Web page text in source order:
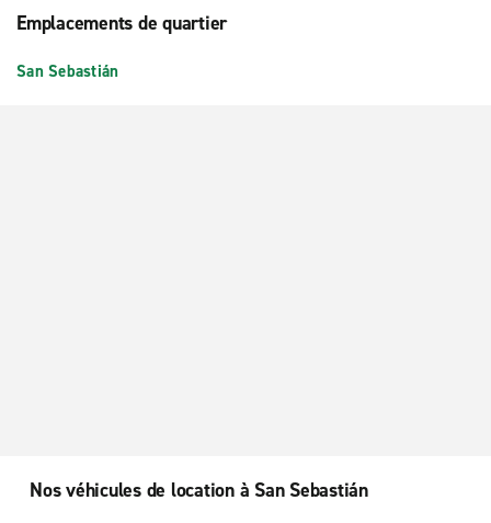
Emplacements de quartier
San Sebastián
Nos véhicules de location à San Sebastián